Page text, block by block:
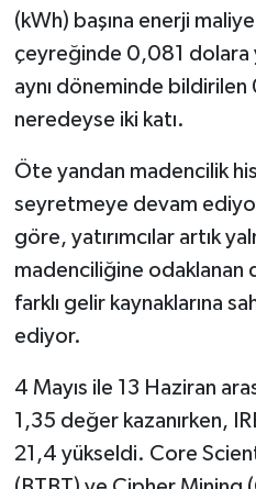
(kWh) başına enerji
çeyreğinde 0,081 dolara
aynı döneminde
neredeyse iki katı.
Öte yandan madencilik
seyretmeye devam
göre, yatırımcılar artık
madenciliğine odaklanan
farklı gelir kaynaklarına
ediyor.
4 Mayıs ile 13 Haziran
1,35 değer kazanırken,
21,4 yükseldi. Core